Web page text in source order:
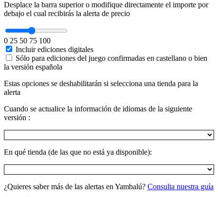
Desplace la barra superior o modifique directamente el importe por
debajo el cual recibirás la alerta de precio
0 25 50 75 100
Incluir ediciones digitales
Sólo para ediciones del juego confirmadas en castellano o bien
la versión española
Estas opciones se deshabilitarán si selecciona una tienda para la
alerta
Cuando se actualice la información de idiomas de la siguiente
versión :
En qué tienda (de las que no está ya disponible):
¿Quieres saber más de las alertas en Yambalú? Consulta nuestra guía